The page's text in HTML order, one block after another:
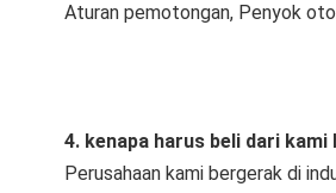
Aturan pemotongan, Penyok
4. kenapa harus beli dari
Perusahaan kami bergerak di